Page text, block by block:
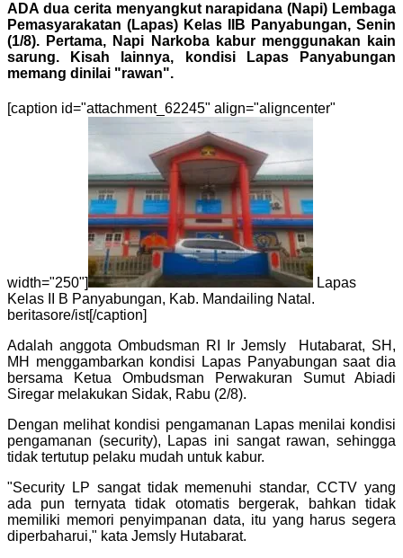
ADA dua cerita menyangkut narapidana (Napi) Lembaga
Pemasyarakatan (Lapas) Kelas IIB Panyabungan, Senin
(1/8). Pertama, Napi Narkoba kabur menggunakan kain
sarung. Kisah lainnya, kondisi Lapas Panyabungan
memang dinilai "rawan".
[caption id="attachment_62245" align="aligncenter"
width="250"]
Lapas
Kelas II B Panyabungan, Kab. Mandailing Natal.
beritasore/ist[/caption]
Adalah anggota Ombudsman RI Ir Jemsly Hutabarat, SH,
MH menggambarkan kondisi Lapas Panyabungan saat dia
bersama Ketua Ombudsman Perwakuran Sumut Abiadi
Siregar melakukan Sidak, Rabu (2/8).
Dengan melihat kondisi pengamanan Lapas menilai kondisi
pengamanan (security), Lapas ini sangat rawan, sehingga
tidak tertutup pelaku mudah untuk kabur.
"Security LP sangat tidak memenuhi standar, CCTV yang
ada pun ternyata tidak otomatis bergerak, bahkan tidak
memiliki memori penyimpanan data, itu yang harus segera
diperbaharui," kata Jemsly Hutabarat.